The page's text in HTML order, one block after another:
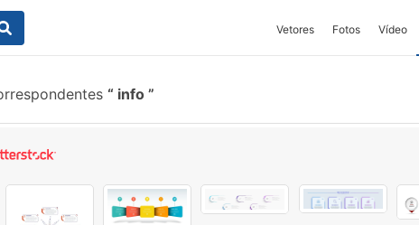
Vetores Fotos Vídeo
info